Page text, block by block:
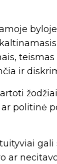
ir
žodžiai
politinė
ar